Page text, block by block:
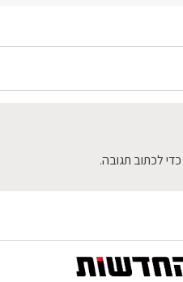
כדי לכתוב תגובה.